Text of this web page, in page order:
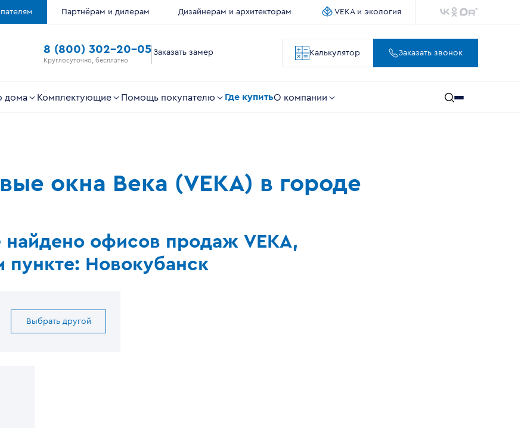
Партнёрам и дилерам Дизайнерам и архитекторам VEKA и экология
8 (800) 302-20-05
Круглосуточно, бесплатно
Заказать замер Калькулятор Заказать звонок
дома Комплектующие Помощь покупателю Где купитьО компании
окна Века (VEKA) в городе
офисов продаж VEKA,
Новокубанск
Выбрать другой